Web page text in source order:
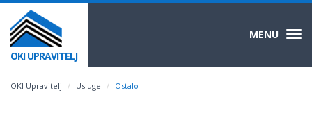
OKI UPRAVITELJ
MENU
OKI Upravitelj Usluge Ostalo